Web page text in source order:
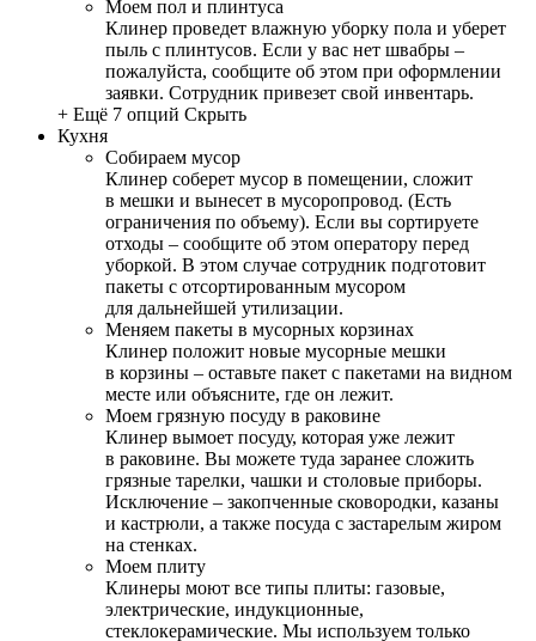
Моем пол и плинтуса
Клинер проведет влажную уборку пола и уберет
пыль с плинтусов. Если у вас нет швабры –
пожалуйста, сообщите об этом при оформлении
заявки. Сотрудник привезет свой инвентарь.
+ Ещё 7 опций Скрыть
Кухня
Собираем мусор
Клинер соберет мусор в помещении, сложит
в мешки и вынесет в мусоропровод. (Есть
ограничения по объему). Если вы сортируете
отходы – сообщите об этом оператору перед
уборкой. В этом случае сотрудник подготовит
пакеты с отсортированным мусором
для дальнейшей утилизации.
Меняем пакеты в мусорных корзинах
Клинер положит новые мусорные мешки
в корзины – оставьте пакет с пакетами на видном
месте или объясните, где он лежит.
Моем грязную посуду в раковине
Клинер вымоет посуду, которая уже лежит
в раковине. Вы можете туда заранее сложить
грязные тарелки, чашки и столовые приборы.
Исключение – закопченные сковородки, казаны
и кастрюли, а также посуда с застарелым жиром
на стенках.
Моем плиту
Клинеры моют все типы плиты: газовые,
электрические, индукционные,
стеклокерамические. Мы используем только